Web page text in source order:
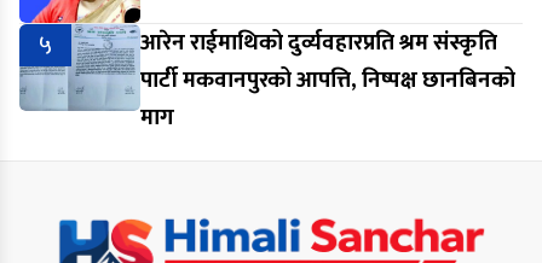
५
आरेन राईमाथिको दुर्व्यवहारप्रति श्रम संस्कृति
पार्टी मकवानपुरको आपत्ति, निष्पक्ष छानबिनको
माग